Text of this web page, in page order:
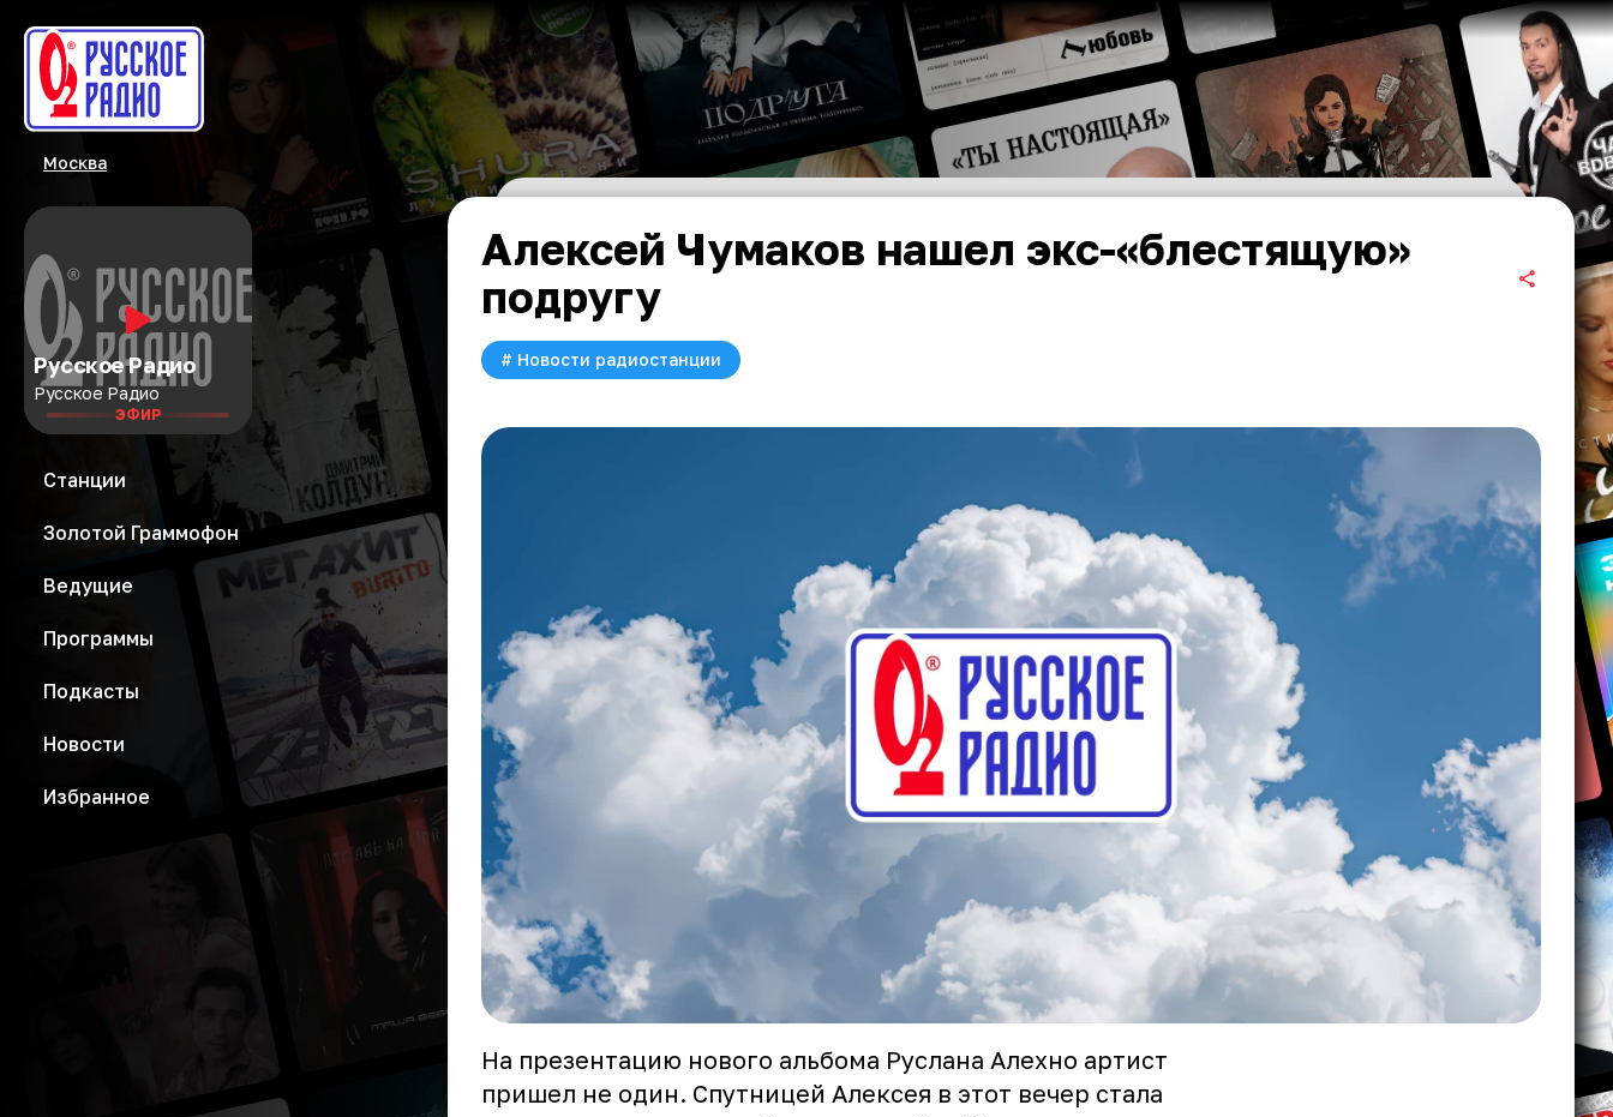
Москва
Русское Радио
Русское Радио
ЭФИР
Станции
Золотой Граммофон
Ведущие
Программы
Подкасты
Новости
Избранное
Алексей Чумаков нашел экс-«блестящую»
подругу
# Новости радиостанции
На презентацию нового альбома Руслана Алехно артист
пришел не один. Спутницей Алексея в этот вечер стала